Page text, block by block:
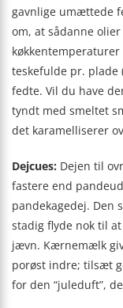
gavnlige umættede
om, at sådanne
køkken­temperaturer
teskefulde pr. plade
fedte. Vil du have
tyndt med smeltet
det karamelliserer
Dejcues: Dejen til
fastere end
pandekagedej. Den
stadig flyde nok til
jævn. Kærnemælk
porøst indre; tilsæt
for den “juleduft”,